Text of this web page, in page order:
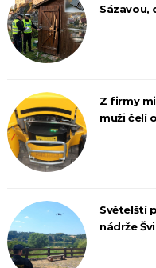
Sázavou,
Z firmy
muži čelí
Světelští
nádrže